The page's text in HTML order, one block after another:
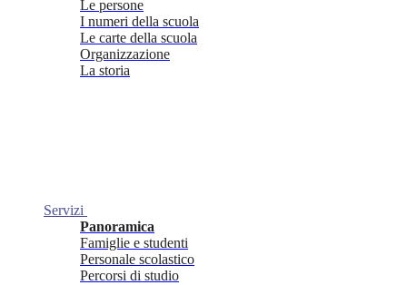
Le persone
I numeri della scuola
Le carte della scuola
Organizzazione
La storia
Servizi
Panoramica
Famiglie e studenti
Personale scolastico
Percorsi di studio